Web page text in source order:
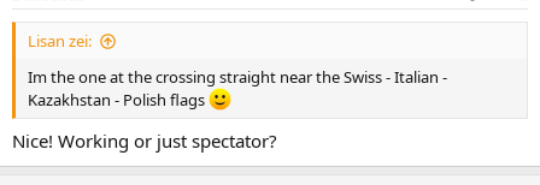
:
Lisan zei:
Im the one at the crossing straight near the Swiss - Italian -
Kazakhstan - Polish flags
Nice! Working or just spectator?